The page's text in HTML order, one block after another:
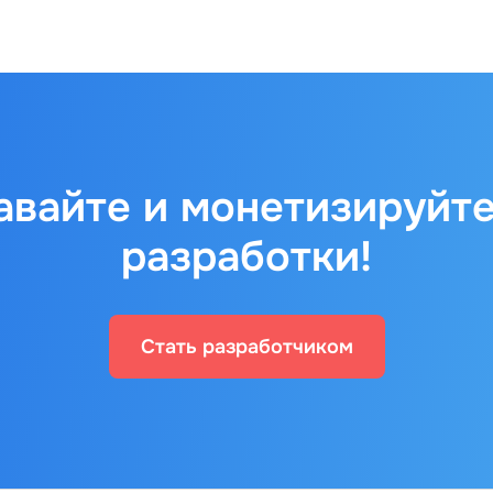
и
разработки!
Стать разработчиком